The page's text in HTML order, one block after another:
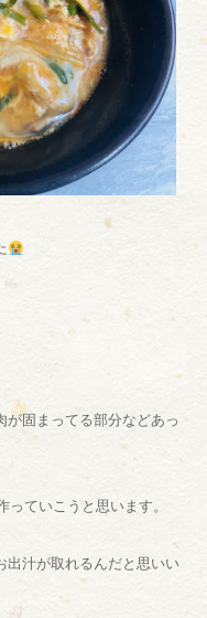
固まってる部分などあっ
ていこうと思います。
出汁が取れるんだと思いい